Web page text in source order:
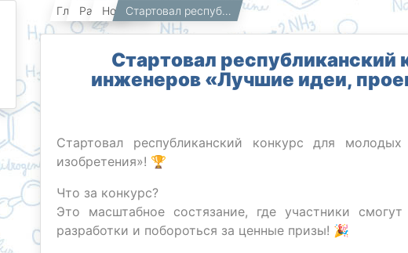
Главная Работникам Новости Стартовал республиканский конкурс для молодых инженеров «Лучшие идеи, проекты и изобретения»! 🏆
Стартовал
инженеров «Лучшие идеи,
Стартовал республиканский конкурс для
изобретения»! 🏆
Что за конкурс?
Это масштабное состязание, где участники
разработки и побороться за ценные призы! 🎉